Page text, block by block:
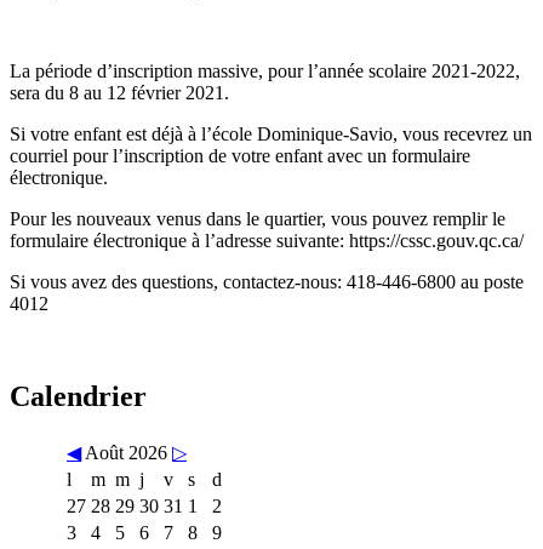
La période d’inscription massive, pour l’année scolaire 2021-2022,
sera du 8 au 12 février 2021.
Si votre enfant est déjà à l’école Dominique-Savio, vous recevrez un
courriel pour l’inscription de votre enfant avec un formulaire
électronique.
Pour les nouveaux venus dans le quartier, vous pouvez remplir le
formulaire électronique à l’adresse suivante: https://cssc.gouv.qc.ca/
Si vous avez des questions, contactez-nous: 418-446-6800 au poste
4012
Calendrier
◀ Août 2026 ▷
l
m m j v s
d
27 28 29 30 31 1
2
3
4 5 6 7 8
9